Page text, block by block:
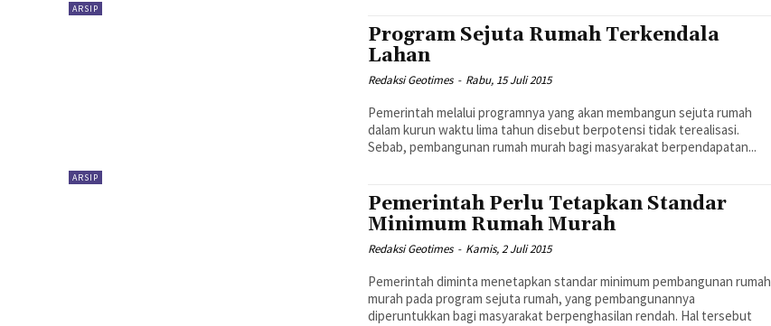
ARSIP
ARSIP
Program Sejuta Rumah Terkendala
Lahan
Redaksi Geotimes - Rabu, 15 Juli 2015
Pemerintah melalui programnya yang akan membangun sejuta rumah
dalam kurun waktu lima tahun disebut berpotensi tidak terealisasi.
Sebab, pembangunan rumah murah bagi masyarakat berpendapatan...
Pemerintah Perlu Tetapkan Standar
Minimum Rumah Murah
Redaksi Geotimes - Kamis, 2 Juli 2015
Pemerintah diminta menetapkan standar minimum pembangunan rumah
murah pada program sejuta rumah, yang pembangunannya
diperuntukkan bagi masyarakat berpenghasilan rendah. Hal tersebut